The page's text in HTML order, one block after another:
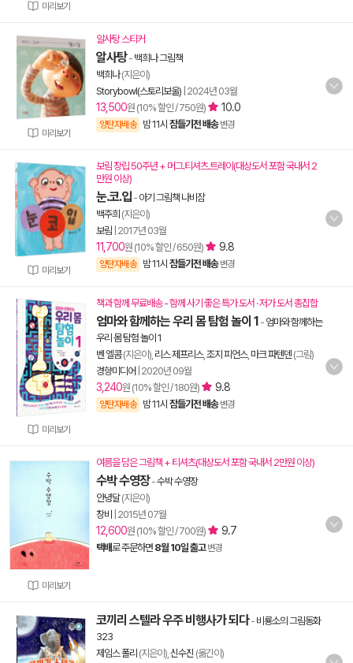
미리보기
미리보기
알사탕 스티커
알사탕- 백희나 그림책
백희나(지은이)
Storybowl(스토리보울) 2024년 03월
13,500원 (10% 할인 / 750원) 10.0
양탄자배송 밤 11시 잠들기전 배송 변경
미리보기
보림 창립 50주년 + 머그.티셔츠.트레이(대상도서 포함 국내서 2
만원 이상)
눈.코.입 - 아기 그림책 나비잠
백주희 (지은이)
보림 2017년 03월
11,700원 (10% 할인 / 650원) 9.8
양탄자배송 밤 11시 잠들기전 배송 변경
미리보기
책과 함께 무료배송 - 함께 사기 좋은 특가 도서 · 저가 도서 총집합
엄마와 함께하는 우리 몸 탐험 놀이 1 - 엄마와 함께하는
우리 몸 탐험 놀이 1
벤 엘콤(지은이), 리스 제프리스, 조지 피언스, 마크 파텐덴 (그림)
경향미디어 2020년 09월
3,240원 (10% 할인 / 180원) 9.8
양탄자배송 밤 11시 잠들기전 배송 변경
미리보기
여름을 담은 그림책 + 티셔츠(대상도서 포함 국내서 2만원 이상)
수박 수영장-수박 수영장
안녕달(지은이)
창비
2015년 07월
12,600원 (10% 할인 / 700원) 9.7
택배로 주문하면 8월 10일 출고 변경
코끼리 스텔라 우주 비행사가 되다- 비룡소의 그림동화
323
제임스 폴리 (지은이), 신수진 (옮긴이)